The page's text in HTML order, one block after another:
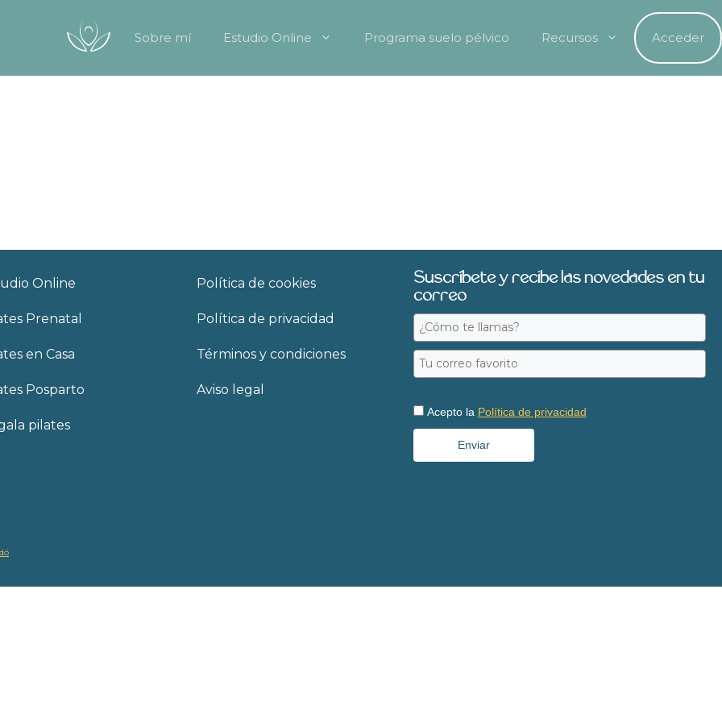
Sobre mí Estudio Online Programa suelo pélvico Recursos Acceder
Online
Prenatal
en Casa
Posparto
pilates
Política de cookies
Política de privacidad
Términos y condiciones
Aviso legal
Suscríbete y recibe las novedades en tu
correo
Acepto la Política de privacidad
Enviar